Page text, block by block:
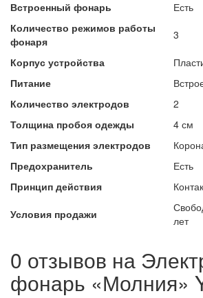
Встроенный фонарь
Есть
Количество режимов работы
фонаря
3
Корпус устройства
Питание
Количество электродов
2
Толщина пробоя одежды
4 см
Тип размещения электродов
Предохранитель
Есть
Принцип действия
Условия продажи
лет
0 отзывов на
фонарь «Молния»